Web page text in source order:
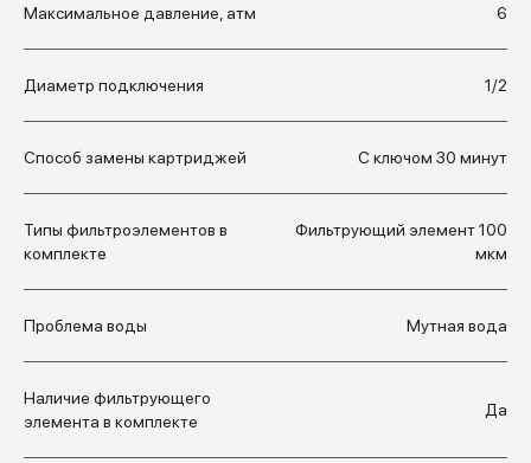
Максимальное давление, атм 6
Диаметр подключения 1/2
Способ замены картриджей С ключом 30 минут
Типы фильтроэлементов в
комплекте
Фильтрующий элемент 100
мкм
Проблема воды Мутная вода
Наличие фильтрующего
элемента в комплекте
Да